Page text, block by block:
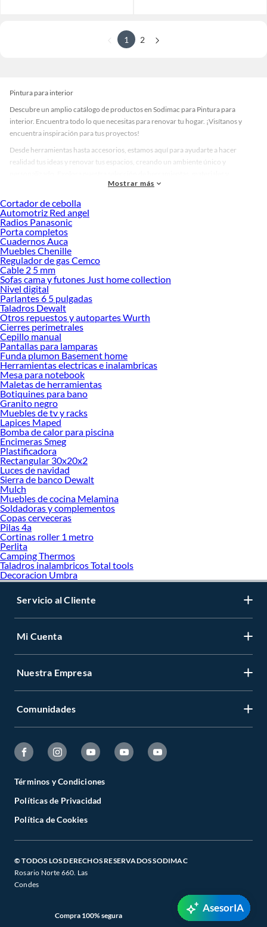
1 2
Pintura para interior
Descubre un amplio catálogo de productos en Sodimac para Pintura para
interior. Encuentra todo lo que necesitas para renovar tu hogar. ¡Visítanos y
encuentra inspiración para tus proyectos!
Desde herramientas hasta accesorios, estamos aquí para ayudarte a hacer
realidad tus ideas y renovar tus espacios, creando un ambiente único y
accesorios de calidad que te ayudarán a crear un espacio más tú.
Desde remodelaciones hasta proyectos de decoración, estamos aquí para hacer
tus ideas realidad. ¡Visítanos y encuentra todo lo que tenemos para ofrecerte en
Pintura para interior!
Explora la variedad de productos de Pintura para interior en Sodimac
Herramientas, materiales y accesorios de calidad para tus proyectos y
renovación de espacios. ¡Visítanos y descubre todo lo que tenemos para
ofrecerte!
Encuentra una amplia variedad de productos de Pintura para interior en
Sodimac. Encuentra todo lo necesario para tus proyectos de renovación y
decoración. ¡Visítanos y haz tus ideas realidad!
Mostrar más
Cortador de cebolla
Automotriz Red angel
Radios Panasonic
Porta completos
Cuadernos Auca
Muebles Chenille
Regulador de gas Cemco
Cable 2 5 mm
Sofas cama y futones Just home collection
Nivel digital
Parlantes 6 5 pulgadas
Taladros Dewalt
Otros repuestos y autopartes Wurth
Cierres perimetrales
Cepillo manual
Pantallas para lamparas
Funda plumon Basement home
Herramientas electricas e inalambricas
Mesa para notebook
Maletas de herramientas
Botiquines para bano
Granito negro
Muebles de tv y racks
Lapices Maped
Bomba de calor para piscina
Encimeras Smeg
Plastificadora
Rectangular 30x20x2
Luces de navidad
Sierra de banco Dewalt
Mulch
Muebles de cocina Melamina
Soldadoras y complementos
Copas cerveceras
Pilas 4a
Cortinas roller 1 metro
Perlita
Camping Thermos
Taladros inalambricos Total tools
Decoracion Umbra
Servicio al Cliente
Mi Cuenta
Nuestra Empresa
Comunidades
Términos y Condiciones
Políticas de Privacidad
Política de Cookies
© TODOS LOS DERECHOS RESERVADOS SODIMAC
Rosario Norte 660. Las
Condes
Compra 100% segura
AsesorIA